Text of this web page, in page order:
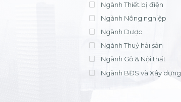
Ngành Thiết bị điện
Ngành Nông nghiệp
Ngành Dược
Ngành Thuỷ hải sản
Ngành Gỗ & Nội thất
Ngành BĐS và Xây dựng